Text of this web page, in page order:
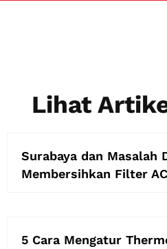
Lihat
Surabaya dan Masalah
Membersihkan Filter
5 Cara Mengatur